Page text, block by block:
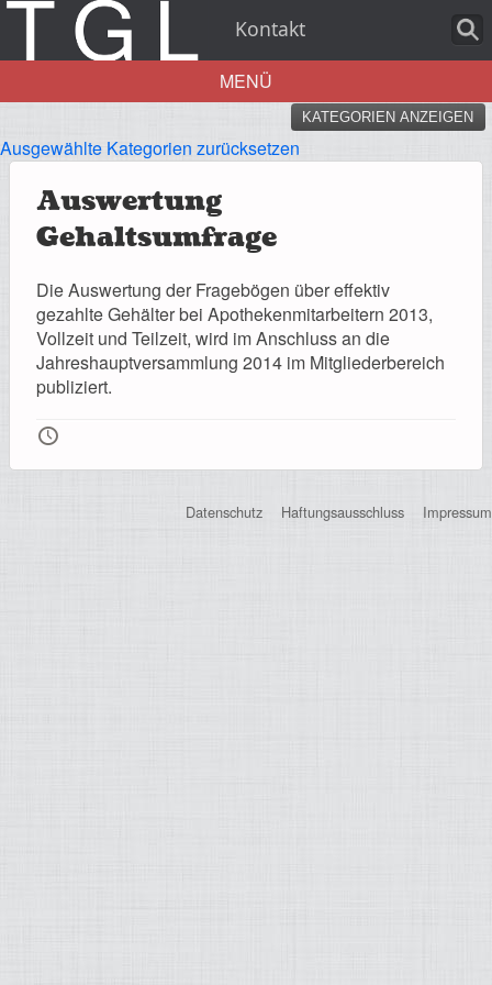
Kontakt
Aktuelles
Registrierung
MENÜ
KATEGORIEN ANZEIGEN
Ausgewählte Kategorien zurücksetzen
Auswertung
Gehaltsumfrage
Die Auswertung der Fragebögen über effektiv
gezahlte Gehälter bei Apothekenmitarbeitern 2013,
Vollzeit und Teilzeit, wird im Anschluss an die
Jahreshauptversammlung 2014 im Mitgliederbereich
publiziert.
🕔
Datenschutz Haftungsausschluss Impressum